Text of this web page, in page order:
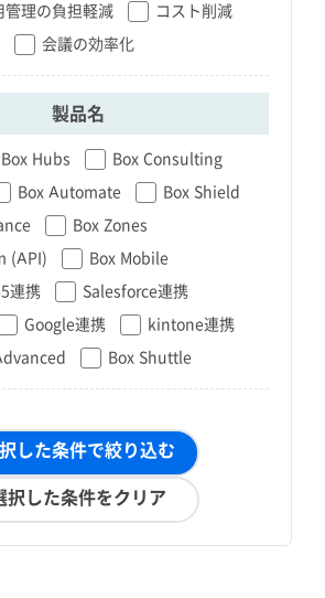
管理の負担軽減
コスト削減
会議の効率化
製品名
Box Hubs
Box Consulting
Box Automate
Box Shield
Box Zones
(API)
Box Mobile
連携
Salesforce連携
Google連携
kintone連携
Box Shuttle
した条件で絞り込む
択した条件をクリア